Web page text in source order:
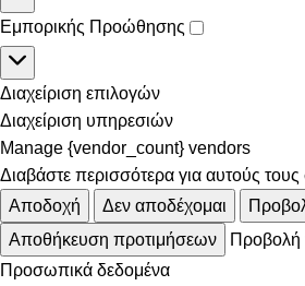
Εμπορικής Προώθησης
Διαχείριση επιλογών
Διαχείριση υπηρεσιών
Manage {vendor_count} vendors
Διαβάστε περισσότερα για αυτούς
Αποδοχή
Δεν αποδέχομαι
Αποθήκευση προτιμήσεων
Προβολή
Προσωπικά δεδομένα